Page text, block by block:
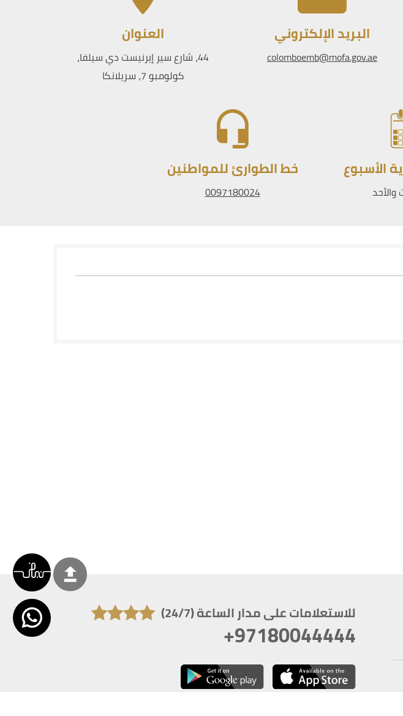
البريد الإلكتروني
colomboemb@mofa.gov.ae
العنوان
44، شارع سير إيرنيست دي سيلفا،
كولومبو 7، سريلانكا
الأسبوع خط الطوارئ للمواطنين
0097180024
للاستعلامات على مدار الساعة (24/7)
+97180044444